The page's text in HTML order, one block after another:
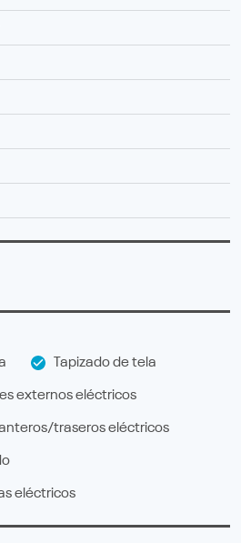
Tapizado de tela
externos eléctricos
traseros eléctricos
eléctricos